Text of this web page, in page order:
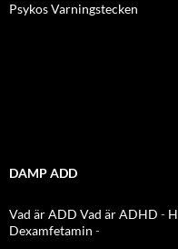
Psykos Varningstecken
DAMP ADD
Vad är ADD Vad är ADHD -
Dexamfetamin -